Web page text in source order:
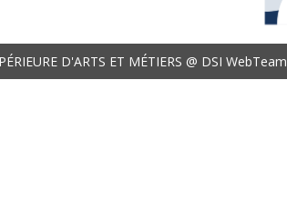
D'ARTS ET MÉTIERS @ DSI WebTeam